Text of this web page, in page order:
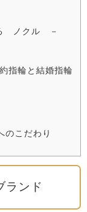
ノクル －
指輪と結婚指輪
のこだわり
ランド